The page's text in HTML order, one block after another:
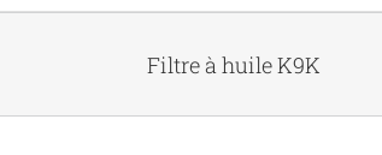
Filtre à huile K9K